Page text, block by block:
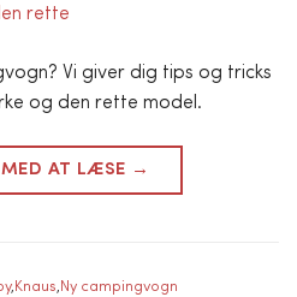
Vi giver dig tips og tricks
og den rette model.
AT LÆSE →
, Knaus, Ny campingvogn